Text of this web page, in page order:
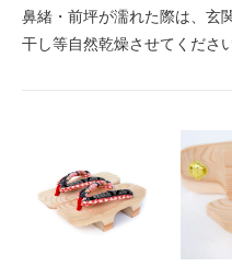
鼻緒・前坪が濡れた際は、玄
干し等自然乾燥させてください